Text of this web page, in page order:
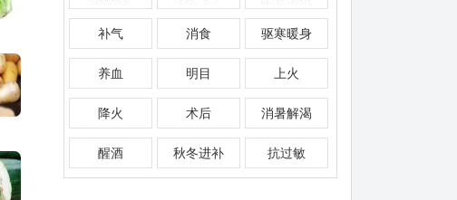
补气 消食 驱寒暖身
养血 明目 上火
降火 术后 消暑解渴
醒酒 秋冬进补 抗过敏